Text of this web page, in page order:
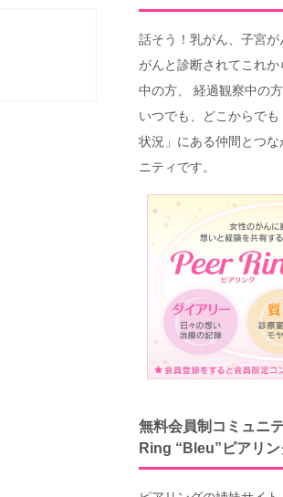
話そう！乳がん、子宮が
がんと診断されてこれ
中の方、 経過観察中の方
いつでも、どこからで
状況」にある仲間とつ
ニティです。
無料会員制コミュニ
Ring “Bleu”ピアリン